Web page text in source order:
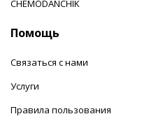
CHEMODANCHIK
Помощь
Связаться с нами
Услуги
Правила пользования